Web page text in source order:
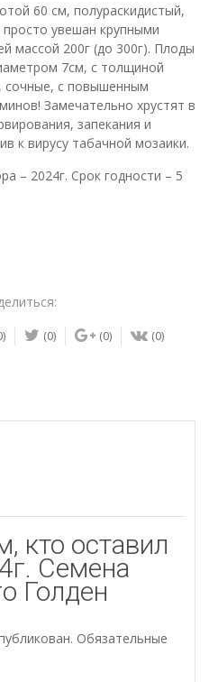
60 см, полураскидистый,
просто увешан крупными
массой 200г (до 300г). Плоды
7см, с толщиной
сочные, с повышенным
Замечательно хрустят в
запекания и
к вирусу табачной мозаики.
– 2024г. Срок годности – 5
(0) (0) (0)
кто оставил
Семена
Голден
Обязательные